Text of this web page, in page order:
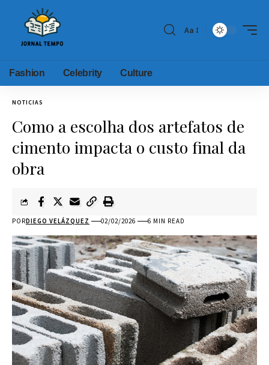
Aa
Fashion Celebrity Culture
NOTICIAS
Como a escolha dos artefatos de
cimento impacta o custo final da
obra
PORDIEGO VELÁZQUEZ 02/02/2026 6 MIN READ